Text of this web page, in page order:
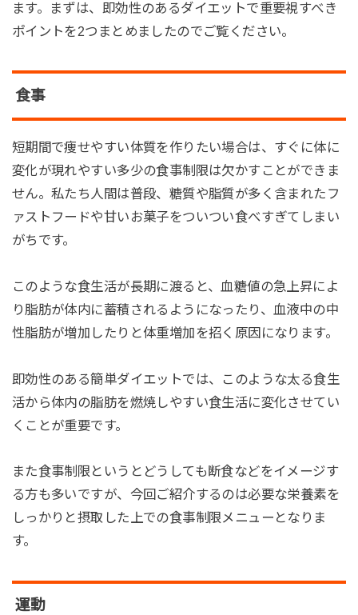
ます。まずは、即効性のあるダイエットで重要視すべき
ポイントを2つまとめましたのでご覧ください。
食事
短期間で痩せやすい体質を作りたい場合は、すぐに体に
変化が現れやすい多少の食事制限は欠かすことができま
せん。私たち人間は普段、糖質や脂質が多く含まれたフ
ァストフードや甘いお菓子をついつい食べすぎてしまい
がちです。
このような食生活が長期に渡ると、血糖値の急上昇によ
り脂肪が体内に蓄積されるようになったり、血液中の中
性脂肪が増加したりと体重増加を招く原因になります。
即効性のある簡単ダイエットでは、このような太る食生
活から体内の脂肪を燃焼しやすい食生活に変化させてい
くことが重要です。
また食事制限というとどうしても断食などをイメージす
る方も多いですが、今回ご紹介するのは必要な栄養素を
しっかりと摂取した上での食事制限メニューとなりま
す。
運動